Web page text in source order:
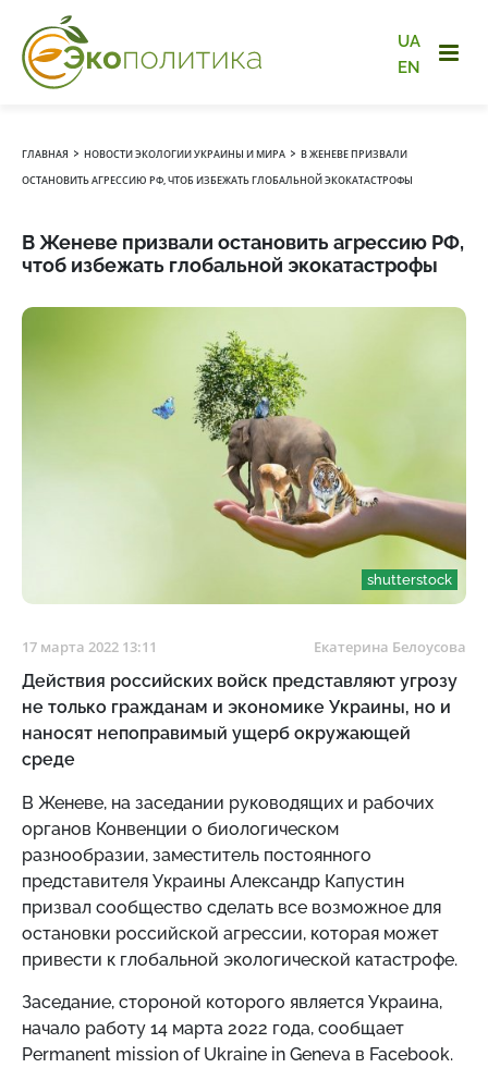
UA
EN
ГЛАВНАЯ › НОВОСТИ ЭКОЛОГИИ УКРАИНЫ И МИРА › В ЖЕНЕВЕ ПРИЗВАЛИ
ОСТАНОВИТЬ АГРЕССИЮ РФ, ЧТОБ ИЗБЕЖАТЬ ГЛОБАЛЬНОЙ ЭКОКАТАСТРОФЫ
В Женеве призвали остановить агрессию РФ,
чтоб избежать глобальной экокатастрофы
shutterstock
17 марта 2022 13:11 Екатерина Белоусова
Действия российских войск представляют угрозу
не только гражданам и экономике Украины, но и
наносят непоправимый ущерб окружающей
среде
В Женеве, на заседании руководящих и рабочих
органов Конвенции о биологическом
разнообразии, заместитель постоянного
представителя Украины Александр Капустин
призвал сообщество сделать все возможное для
остановки российской агрессии, которая может
привести к глобальной экологической катастрофе.
Заседание, стороной которого является Украина,
начало работу 14 марта 2022 года, сообщает
Permanent mission of Ukraine in Geneva в Facebоok.